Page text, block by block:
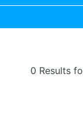
0 Results